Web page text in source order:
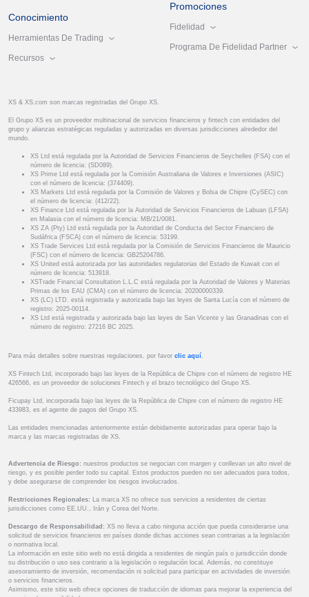
Conocimiento
Herramientas De Trading
Recursos
Promociones
Fidelidad
Programa De Fidelidad Partner
XS & XS.com son marcas registradas del Grupo XS.
El Grupo XS es un proveedor multinacional de servicios financieros y fintech con entidades del
grupo y alianzas estratégicas reguladas y autorizadas en diversas jurisdicciones alrededor del
mundo.
XS Ltd está regulada por la Autoridad de Servicios Financieros de Seychelles (FSA) con el
número de licencia: (SD089).
XS Prime Ltd está regulada por la Comisión Australiana de Valores e Inversiones (ASIC)
con el número de licencia: (374409).
XS Markets Ltd está regulada por la Comisión de Valores y Bolsa de Chipre (CySEC) con
el número de licencia: (412/22).
XS Finance Ltd está regulada por la Autoridad de Servicios Financieros de Labuan (LFSA)
en Malasia con el número de licencia: MB/21/0081.
XS ZA (Pty) Ltd está regulada por la Autoridad de Conducta del Sector Financiero de
Sudáfrica (FSCA) con el número de licencia: 53199.
XS Trade Services Ltd está regulada por la Comisión de Servicios Financieros de Mauricio
(FSC) con el número de licencia: GB25204786.
XS United está autorizada por las autoridades regulatorias del Estado de Kuwait con el
número de licencia: 513918.
XSTrade Financial Consultation L.L.C está regulada por la Autoridad de Valores y Materias
Primas de los EAU (CMA) con el número de licencia: 20200000339.
XS (LC) LTD. está registrada y autorizada bajo las leyes de Santa Lucía con el número de
registro: 2025-00114.
XS Ltd está registrada y autorizada bajo las leyes de San Vicente y las Granadinas con el
número de registro: 27216 BC 2025.
Para más detalles sobre nuestras regulaciones, por favor clic aquí .
XS Fintech Ltd, incorporado bajo las leyes de la República de Chipre con el número de registro HE
426566, es un proveedor de soluciones Fintech y el brazo tecnológico del Grupo XS.
Ficupay Ltd, incorporada bajo las leyes de la República de Chipre con el número de registro HE
433983, es el agente de pagos del Grupo XS.
Las entidades mencionadas anteriormente están debidamente autorizadas para operar bajo la
marca y las marcas registradas de XS.
Advertencia de Riesgo: nuestros productos se negocian con margen y conllevan un alto nivel de
riesgo, y es posible perder todo su capital. Estos productos pueden no ser adecuados para todos,
y debe asegurarse de comprender los riesgos involucrados.
Restricciones Regionales: La marca XS no ofrece sus servicios a residentes de ciertas
jurisdicciones como EE.UU., Irán y Corea del Norte.
Descargo de Responsabilidad: XS no lleva a cabo ninguna acción que pueda considerarse una
solicitud de servicios financieros en países donde dichas acciones sean contrarias a la legislación
o normativa local.
La información en este sitio web no está dirigida a residentes de ningún país o jurisdicción donde
su distribución o uso sea contrario a la legislación o regulación local. Además, no constituye
asesoramiento de inversión, recomendación ni solicitud para participar en actividades de inversión
o servicios financieros.
Asimismo, este sitio web ofrece opciones de traducción de idiomas para mejorar la experiencia del